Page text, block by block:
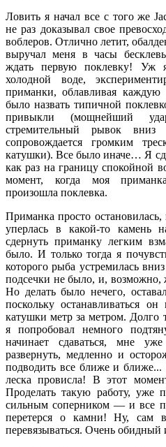
Ловить я начал все с того же
не раз доказывал свое
воблеров. Отлично летит,
выручал меня в часы
ждать первую поклевку! Уж
холодной воде,
приманки, облавливая каждую
было назвать типичной
привыкли (мощнейший
стремительный рывок
сопровождается громким
катушки). Все было иначе… Я
как раз на границу спокойной
момент, когда моя
произошла поклевка.
Приманка просто
уперлась в какой-то камень
сдернуть приманку легким
было. И только тогда я
которого рыба устремилась
подсечки не было, и, возможно,
Но делать было нечего,
поскольку останавливаться
катушки метр за метром. Долго
я попробовал немного
начинает сдаваться, мне
развернуть, медленно и
подводить все ближе и ближе...
леска провисла! В этот
Проделать такую работу, уже
сильным соперником — и все
перетерся о камни! Ну, сам
перевязываться. Очень обидный